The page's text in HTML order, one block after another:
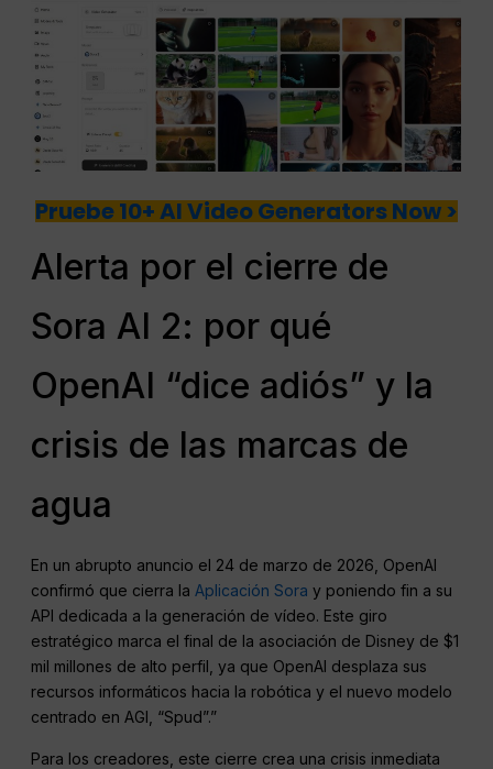
Pruebe 10+ AI Video Generators Now >
Alerta por el cierre de
Sora AI 2: por qué
OpenAI “dice adiós” y la
crisis de las marcas de
agua
En un abrupto anuncio el 24 de marzo de 2026, OpenAI
confirmó que cierra laAplicación Sora y poniendo fin a su
API dedicada a la generación de vídeo. Este giro
estratégico marca el final de la asociación de Disney de $1
mil millones de alto perfil, ya que OpenAI desplaza sus
recursos informáticos hacia la robótica y el nuevo modelo
centrado en AGI, “Spud”.”
Para los creadores, este cierre crea una crisis inmediata